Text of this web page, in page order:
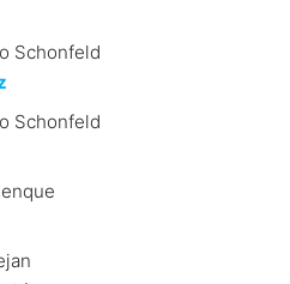
Schonfeld
Schonfeld